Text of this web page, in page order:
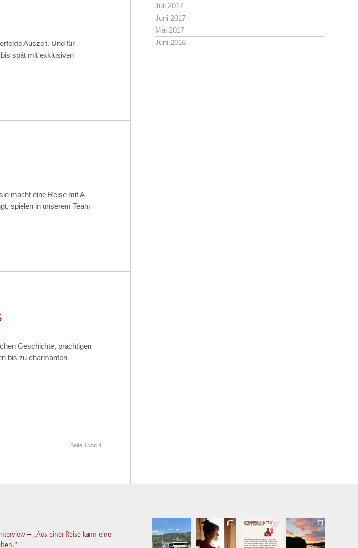
Auszeit. Und für
spät mit exklusiven
macht eine Reise mit A-
spielen in unserem Team
Geschichte, prächtigen
bis zu charmanten
Seite 1 von 4
Juli 2017
Juni 2017
Mai 2017
Juni 2016
– „Aus einer Reise kann eine